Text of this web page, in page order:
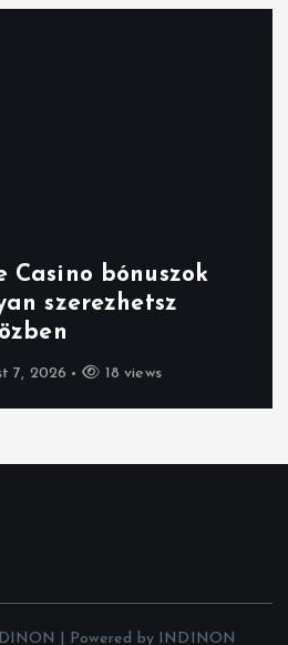
Casino bónuszok
szerezhetsz
7, 2026 18 views
| Powered by INDINON